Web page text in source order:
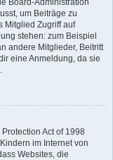
Board-Administration
um Beiträge zu
Mitglied Zugriff auf
stehen: zum Beispiel
andere Mitglieder, Beitritt
eine Anmeldung, da sie
Act of 1998
im Internet von
Websites, die